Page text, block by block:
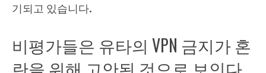
기되고 있습니다.
비평가들은 유타의 VPN 금지가 혼
란을 위해 고안된 것으로 보인다